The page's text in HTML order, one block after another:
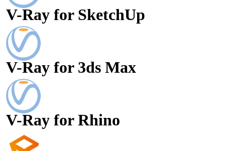
V-Ray for SketchUp
V-Ray for 3ds Max
V-Ray for Rhino